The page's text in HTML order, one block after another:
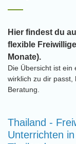
Hier findest du
flexible
Monate).
Die Übersicht ist ein
wirklich zu dir passt,
Beratung.
Thailand -
Unterrichten